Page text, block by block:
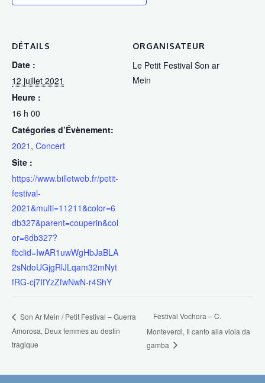
DÉTAILS
Date :
12 juillet 2021
Heure :
16 h 00
Catégories d’Évènement:
2021 , Concert
Site :
https://www.billetweb.fr/petit-
festival-
2021&multi=11211&color=6
db327&parent=couperin&col
or=6db327?
fbclid=IwAR1uwWgHbJaBLA
2sNdoUGjgRlJLqam32mNyt
fRG-cj7IfYzZfwNwN-r4ShY
ORGANISATEUR
Le Petit Festival Son ar
Mein
Son Ar Mein / Petit Festival – Guerra
Amorosa, Deux femmes au destin
tragique
Festival Vochora – C.
Monteverdi, Il canto alla viola da
gamba